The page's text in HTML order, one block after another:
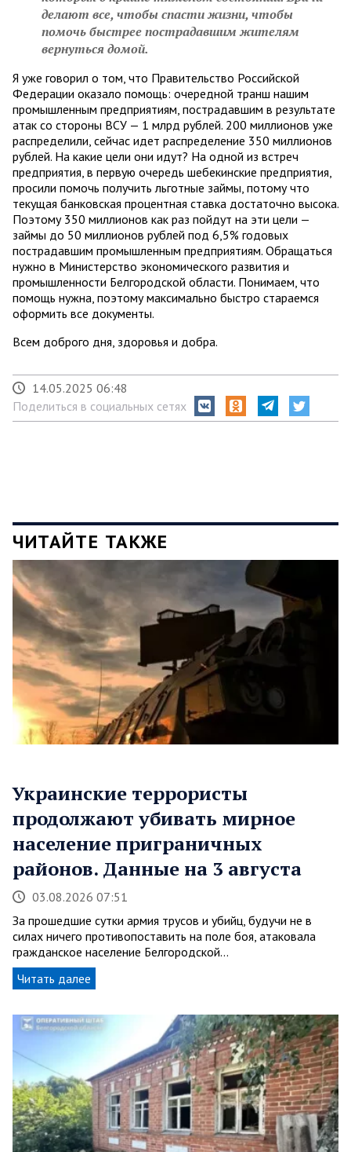
делают все, чтобы спасти жизни, чтобы
помочь быстрее пострадавшим жителям
вернуться домой.
Я уже говорил о том, что Правительство Российской
Федерации оказало помощь: очередной транш нашим
промышленным предприятиям, пострадавшим в результате
атак со стороны ВСУ — 1 млрд рублей. 200 миллионов уже
распределили, сейчас идет распределение 350 миллионов
рублей. На какие цели они идут? На одной из встреч
предприятия, в первую очередь шебекинские предприятия,
просили помочь получить льготные займы, потому что
текущая банковская процентная ставка достаточно высока.
Поэтому 350 миллионов как раз пойдут на эти цели —
займы до 50 миллионов рублей под 6,5% годовых
пострадавшим промышленным предприятиям. Обращаться
нужно в Министерство экономического развития и
промышленности Белгородской области. Понимаем, что
помощь нужна, поэтому максимально быстро стараемся
оформить все документы.
Всем доброго дня, здоровья и добра.
14.05.2025 06:48
Поделиться в социальных сетях
ЧИТАЙТЕ ТАКЖЕ
Украинские террористы
продолжают убивать мирное
население приграничных
районов. Данные на 3 августа
03.08.2026 07:51
За прошедшие сутки армия трусов и убийц, будучи не в
силах ничего противопоставить на поле боя, атаковала
гражданское население Белгородской…
Читать далее